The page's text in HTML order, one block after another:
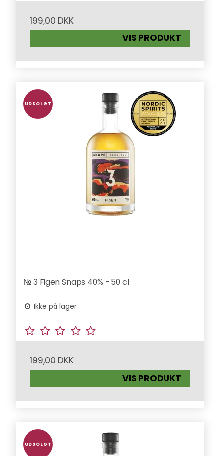
199,00 DKK
VIS PRODUKT
UDSOLGT
№ 3 Figen Snaps 40% - 50 cl
Ikke på lager
199,00 DKK
VIS PRODUKT
UDSOLGT